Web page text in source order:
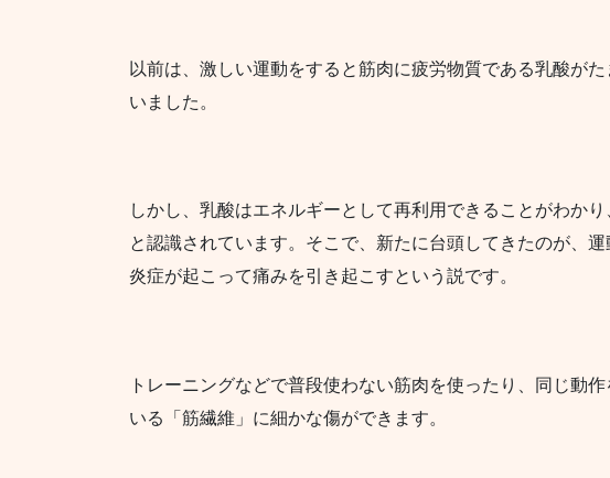
以前は、激しい運動をすると筋肉に疲労物質である乳酸が
いました。
しかし、乳酸はエネルギーとして再利用できることがわか
と認識されています。そこで、新たに台頭してきたのが、
炎症が起こって痛みを引き起こすという説です。
トレーニングなどで普段使わない筋肉を使ったり、同じ動
いる「筋繊維」に細かな傷ができます。